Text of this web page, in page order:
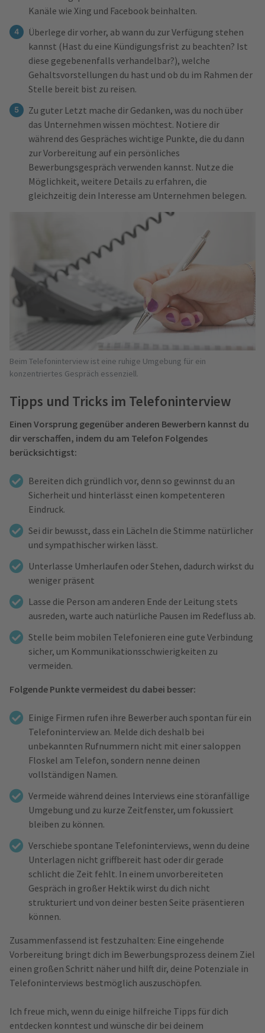
Kanäle wie Xing und Facebook beinhalten.
Überlege dir vorher, ab wann du zur Verfügung stehen
kannst (Hast du eine Kündigungsfrist zu beachten? Ist
diese gegebenenfalls verhandelbar?), welche
Gehaltsvorstellungen du hast und ob du im Rahmen der
Stelle bereit bist zu reisen.
Zu guter Letzt mache dir Gedanken, was du noch über
das Unternehmen wissen möchtest. Notiere dir
während des Gespräches wichtige Punkte, die du dann
zur Vorbereitung auf ein persönliches
Bewerbungsgespräch verwenden kannst. Nutze die
Möglichkeit, weitere Details zu erfahren, die
gleichzeitig dein Interesse am Unternehmen belegen.
Beim Telefoninterview ist eine ruhige Umgebung für ein
konzentriertes Gespräch essenziell.
Tipps und Tricks im Telefoninterview
Einen Vorsprung gegenüber anderen Bewerbern kannst du
dir verschaffen, indem du am Telefon Folgendes
berücksichtigst:
Bereiten dich gründlich vor, denn so gewinnst du an
Sicherheit und hinterlässt einen kompetenteren
Eindruck.
Sei dir bewusst, dass ein Lächeln die Stimme natürlicher
und sympathischer wirken lässt.
Unterlasse Umherlaufen oder Stehen, dadurch wirkst du
weniger präsent
Lasse die Person am anderen Ende der Leitung stets
ausreden, warte auch natürliche Pausen im Redefluss ab.
Stelle beim mobilen Telefonieren eine gute Verbindung
sicher, um Kommunikationsschwierigkeiten zu
vermeiden.
Folgende Punkte vermeidest du dabei besser:
Einige Firmen rufen ihre Bewerber auch spontan für ein
Telefoninterview an. Melde dich deshalb bei
unbekannten Rufnummern nicht mit einer saloppen
Floskel am Telefon, sondern nenne deinen
vollständigen Namen.
Vermeide während deines Interviews eine störanfällige
Umgebung und zu kurze Zeitfenster, um fokussiert
bleiben zu können.
Verschiebe spontane Telefoninterviews, wenn du deine
Unterlagen nicht griffbereit hast oder dir gerade
schlicht die Zeit fehlt. In einem unvorbereiteten
Gespräch in großer Hektik wirst du dich nicht
strukturiert und von deiner besten Seite präsentieren
können.
Zusammenfassend ist festzuhalten: Eine eingehende
Vorbereitung bringt dich im Bewerbungsprozess deinem Ziel
einen großen Schritt näher und hilft dir, deine Potenziale in
Telefoninterviews bestmöglich auszuschöpfen.
Ich freue mich, wenn du einige hilfreiche Tipps für dich
entdecken konntest und wünsche dir bei deinem